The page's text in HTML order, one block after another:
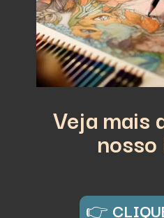
Veja mais
👉